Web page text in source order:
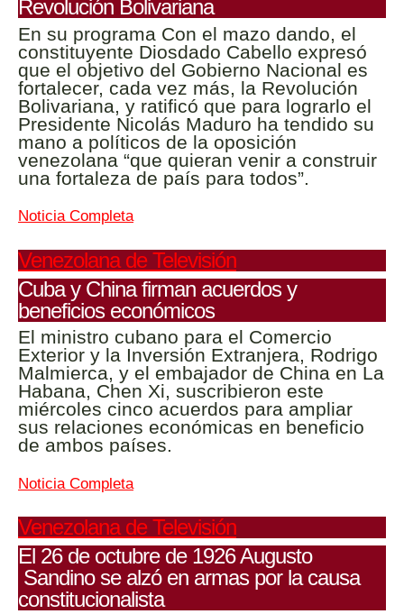
Revolución Bolivariana
En su programa Con el mazo dando, el
constituyente Diosdado Cabello expresó
que el objetivo del Gobierno Nacional es
fortalecer, cada vez más, la Revolución
Bolivariana, y ratificó que para lograrlo el
Presidente Nicolás Maduro ha tendido su
mano a políticos de la oposición
venezolana “que quieran venir a construir
una fortaleza de país para todos”.
Noticia Completa
Venezolana de Televisión
Cuba y China firman acuerdos y
beneficios económicos
El ministro cubano para el Comercio
Exterior y la Inversión Extranjera, Rodrigo
Malmierca, y el embajador de China en La
Habana, Chen Xi, suscribieron este
miércoles cinco acuerdos para ampliar
sus relaciones económicas en beneficio
de ambos países.
Noticia Completa
Venezolana de Televisión
El 26 de octubre de 1926 Augusto
Sandino se alzó en armas por la causa
constitucionalista